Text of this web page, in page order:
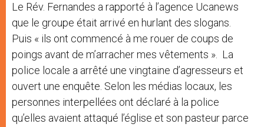
Le Rév. Fernandes a rapporté à l’agence Ucanews
que le groupe était arrivé en hurlant des slogans.
Puis « ils ont commencé à me rouer de coups de
poings avant de m’arracher mes vêtements ». La
police locale a arrêté une vingtaine d’agresseurs et
ouvert une enquête. Selon les médias locaux, les
personnes interpellées ont déclaré à la police
qu’elles avaient attaqué l’église et son pasteur parce